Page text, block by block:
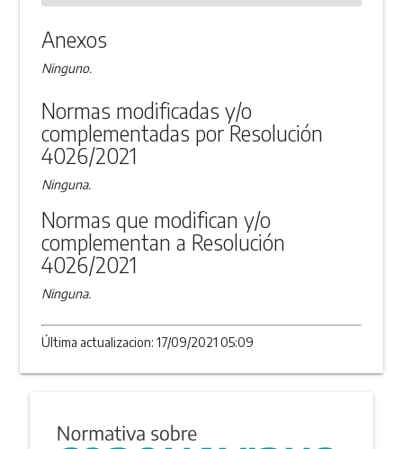
Anexos
Ninguno.
Normas modificadas y/o
complementadas por Resolución
4026/2021
Ninguna.
Normas que modifican y/o
complementan a Resolución
4026/2021
Ninguna.
Última actualizacion: 17/09/2021 05:09